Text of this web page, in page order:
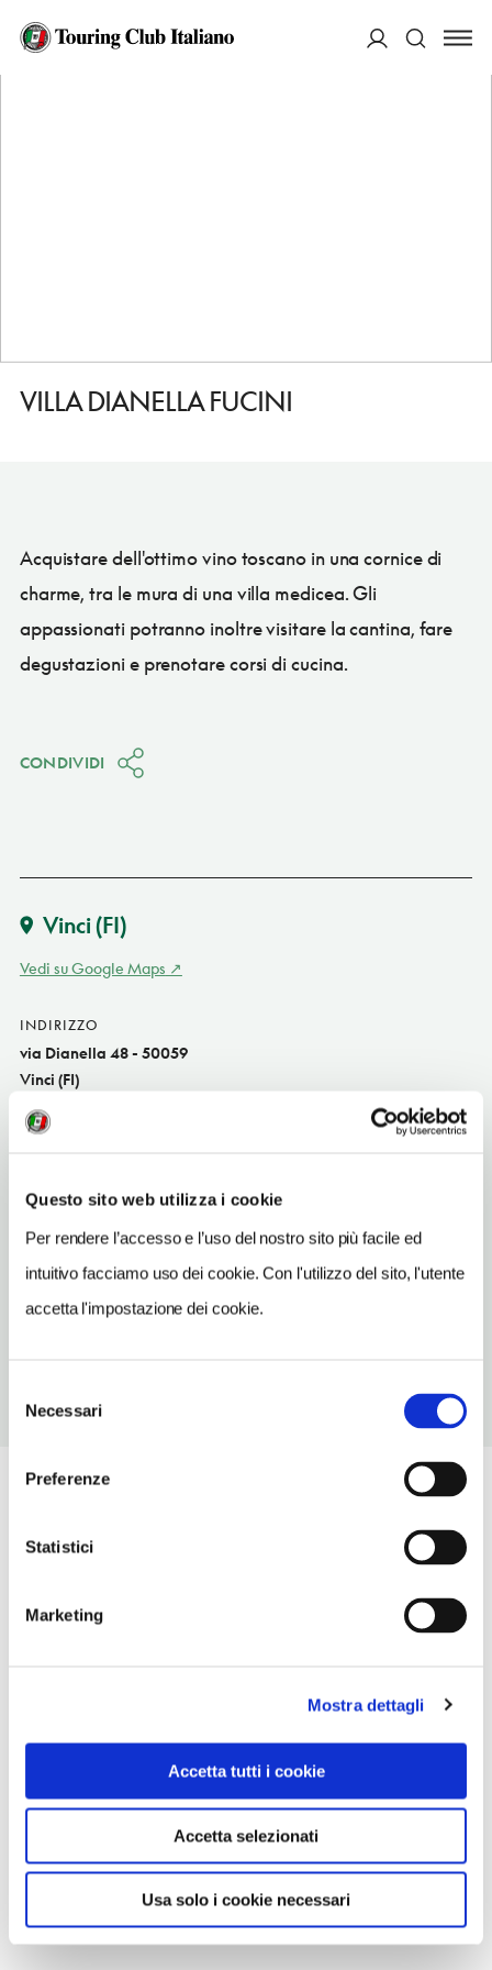
Questo sito web utilizza i cookie
Per rendere l’accesso e l’uso del nostro sito più facile ed
intuitivo facciamo uso dei cookie. Con l'utilizzo del sito, l'utente
accetta l'impostazione dei cookie.
delNecessari
Preferenze
Statistici
Marketing
Mostra dettagli
Accetta tutti i cookie
Accetta selezionati
Usa solo i cookie necessari
HOME
VILLA DIANELLA FUCINI
Acquistare dell'ottimo vino toscano in una cornice di
charme, tra le mura di una villa medicea. Gli
appassionati potranno inoltre visitare la cantina, fare
degustazioni e prenotare corsi di cucina.
CONDIVIDI
Vinci(FI)
Vedi su Google Maps
INDIRIZZO
via Dianella 48 - 50059
Vinci (FI)
Toscana IT
info@villadianella.it
0571508166